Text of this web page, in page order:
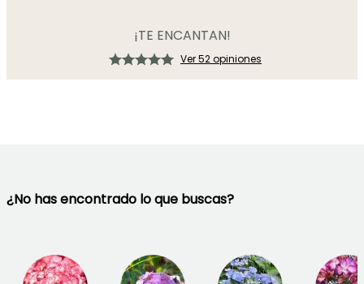
¡TE ENCANTAN!
Ver 52 opiniones
¿No has encontrado lo que buscas?